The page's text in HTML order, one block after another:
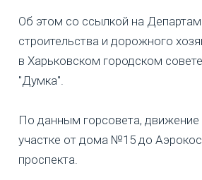
Об этом со ссылкой на
строительства и дорожного
в Харьковском городском
"Думка".
По данным горсовета, движение
участке от дома №15 до
проспекта.